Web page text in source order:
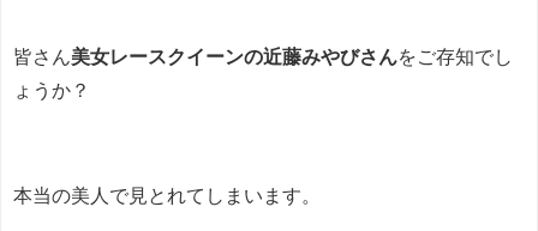
皆さん 美女レースクイーンの近藤みやびさんをご存知でし
ょうか？
本当の美人で見とれてしまいます。